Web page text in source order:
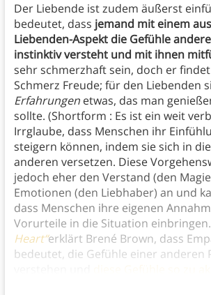
Der Liebende ist zudem äußerst
bedeutet, dass jemand mit einem
Liebenden-Aspekt die Gefühle
instinktiv versteht und mit ihnen
sehr schmerzhaft sein, doch er
Schmerz Freude; für den Liebenden
Erfahrungen etwas, das man
sollte. (Shortform : Es ist ein weit
Irrglaube, dass Menschen ihr
steigern können, indem sie sich in
anderen versetzen. Diese
jedoch eher den Verstand (den
Emotionen (den Liebhaber) an und
dass Menschen ihre eigenen
Vorurteile in die Situation
Heart“erklärt Brené Brown, dass
bedeutet, die Gefühle einer anderen